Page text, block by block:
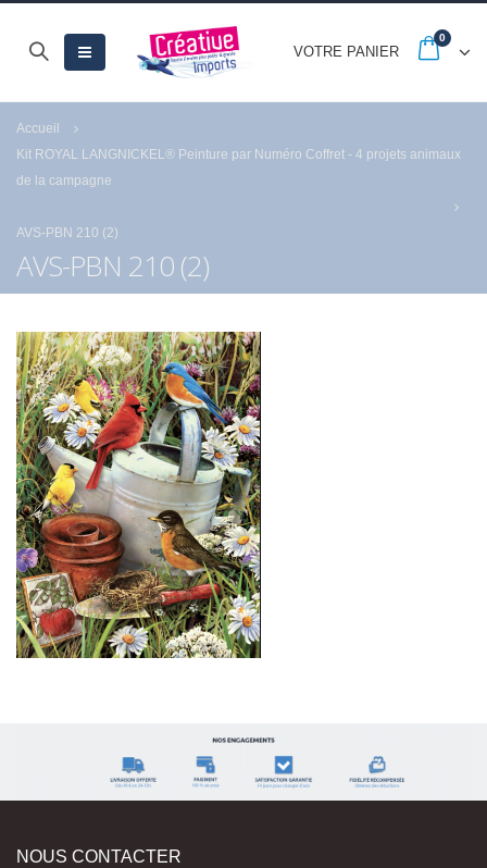
VOTRE PANIER
0
Accueil
Kit ROYAL LANGNICKEL® Peinture par Numéro Coffret - 4 projets animaux
de la campagne
AVS-PBN 210 (2)
AVS-PBN 210 (2)
NOUS CONTACTER